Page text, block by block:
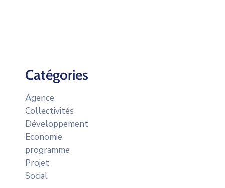
Catégories
Agence
Collectivités
Développement
Economie
programme
Projet
Social